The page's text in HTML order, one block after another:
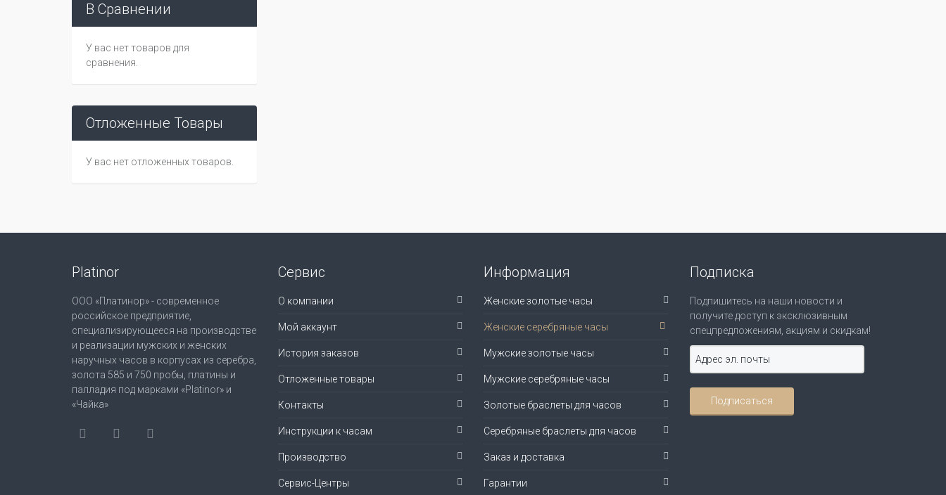
В Сравнении
У вас нет товаров для
сравнения.
Отложенные Товары
У вас нет отложенных товаров.
Platinor
ООО «Платинор» - современное
российское предприятие,
специализирующееся на производстве
и реализации мужских и женских
наручных часов в корпусах из серебра,
золота 585 и 750 пробы, платины и
палладия под марками «Platinor» и
«Чайка»
Сервис
О компании
Мой аккаунт
История заказов
Отложенные товары
Контакты
Инструкции к часам
Производство
Сервис-Центры
Информация
Женские золотые часы
Женские серебряные часы
Мужские золотые часы
Мужские серебряные часы
Золотые браслеты для часов
Серебряные браслеты для часов
Заказ и доставка
Гарантии
Подписка
Подпишитесь на наши новости и
получите доступ к эксклюзивным
спецпредложениям, акциям и скидкам!